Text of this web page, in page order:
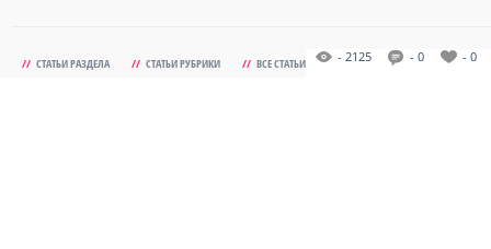
// СТАТЬИ РАЗДЕЛА // СТАТЬИ РУБРИКИ // ВСЕ СТАТЬИ - 2125 - 0 - 0